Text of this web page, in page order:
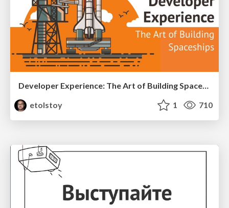
Developer Experience: The Art of Building Spaceships
etolstoy
1 710